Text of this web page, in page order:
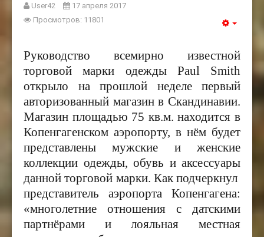
User42
17 апреля 2017
Просмотров: 11801
Руководство всемирно известной
торговой марки одежды Paul Smith
открыло на прошлой неделе первый
авторизованный магазин в Скандинавии.
Магазин площадью 75 кв.м. находится в
Копенгагенском аэропорту, в нём будет
представлены мужские и женские
коллекции одежды, обувь и аксессуары
данной торговой марки. Как подчеркнул
представитель аэропорта Копенгагена:
«многолетние отношения с датскими
партнёрами и лояльная местная